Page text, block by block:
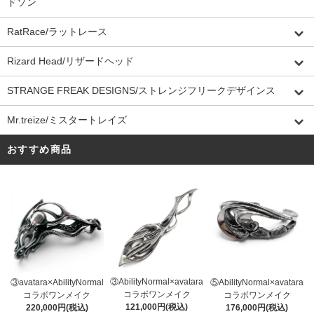
RatRace/ラットレース
Rizard Head/リザードヘッド
STRANGE FREAK DESIGNS/ストレンジフリークデザインス
Mr.treize/ミスタートレイズ
おすすめ商品
③avatara×AbilityNormal
コラボワンメイク
220,000円(税込)
③AbilityNormal×avatara
コラボワンメイク
121,000円(税込)
⑤AbilityNormal×avatara
コラボワンメイク
176,000円(税込)